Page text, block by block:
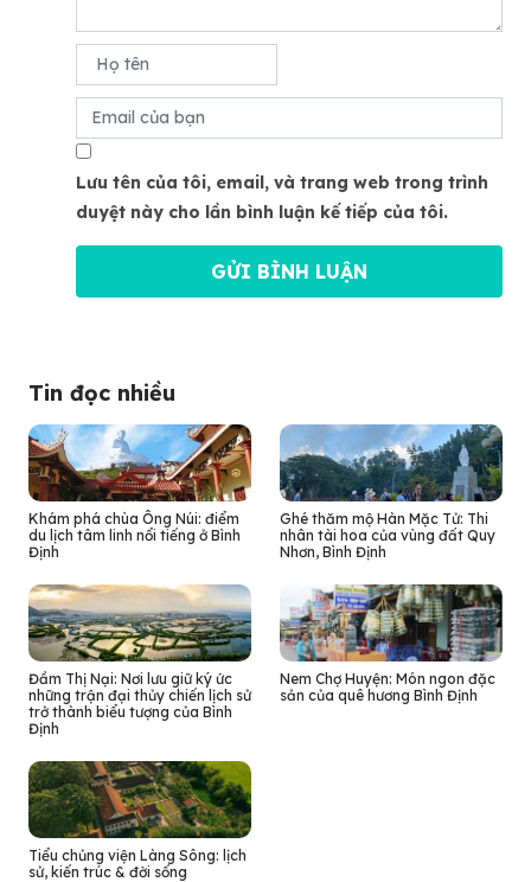
Lưu tên của tôi, email, và trang web trong trình
duyệt này cho lần bình luận kế tiếp của tôi.
Tin đọc nhiều
Khám phá chùa Ông Núi: điểm
du lịch tâm linh nổi tiếng ở Bình
Định
Ghé thăm mộ Hàn Mặc Tử: Thi
nhân tài hoa của vùng đất Quy
Nhơn, Bình Định
Đầm Thị Nại: Nơi lưu giữ ký ức
những trận đại thủy chiến lịch sử
trở thành biểu tượng của Bình
Định
Nem Chợ Huyện: Món ngon đặc
sản của quê hương Bình Định
Tiểu chủng viện Làng Sông: lịch
sử, kiến trúc & đời sống